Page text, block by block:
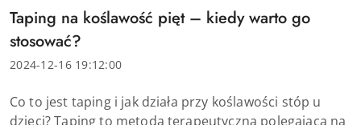
Tytuł
artykułu:
Taping na koślawość pięt – kiedy warto go
stosować?
Data
2024-12-16 19:12:00
Treść
artykułu:
Co to jest taping i jak działa przy koślawości stóp u
dzieci? Taping to metoda terapeutyczna polegająca na